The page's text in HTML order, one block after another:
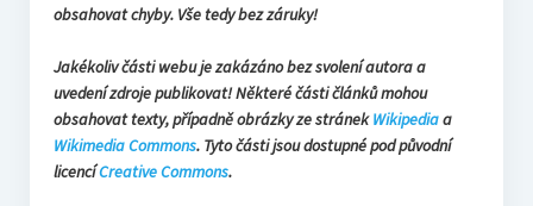
obsahovat chyby. Vše tedy bez záruky!
Jakékoliv části webu je zakázáno bez svolení autora a
uvedení zdroje publikovat! Některé části článků mohou
obsahovat texty, případně obrázky ze stránekWikipediaa
Wikimedia Commons. Tyto části jsou dostupné pod původní
licencíCreative Commons.